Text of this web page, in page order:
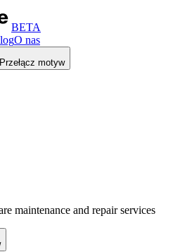
BETA
O nas
Przełącz motyw
maintenance and repair services